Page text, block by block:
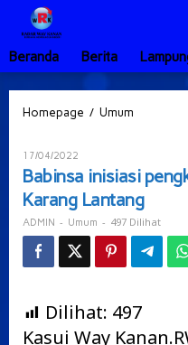
Lewati
konten
Beranda
Berita
Homepage / Umum
malam
di
Karang
Lantang
17/04/2022
ADMIN
Babinsa inisiasi
Karang Lantang
ADMIN - Umum - 497 Dilihat
Dilihat: 497
Kasui Way